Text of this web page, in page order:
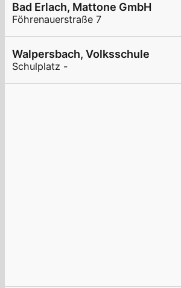
Bad Erlach, Mattone GmbH
Föhrenauerstraße 7
Walpersbach, Volksschule
Schulplatz -